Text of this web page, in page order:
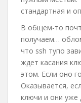
стандартная и
В общем-то
получаем…
что ssh тупо
ждет касания
этом. Если оно
Оказывается,
ключи и они уже